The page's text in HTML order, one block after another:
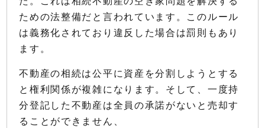
ための法整備だと言われています。このルール
は義務化されており違反した場合は罰則もあり
ます。
不動産の相続は公平に資産を分割しようとする
と権利関係が複雑になります。そして、一度持
分登記した不動産は全員の承諾がないと売却す
ることができません、